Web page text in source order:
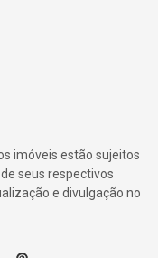
imóveis estão sujeitos
seus respectivos
e divulgação no